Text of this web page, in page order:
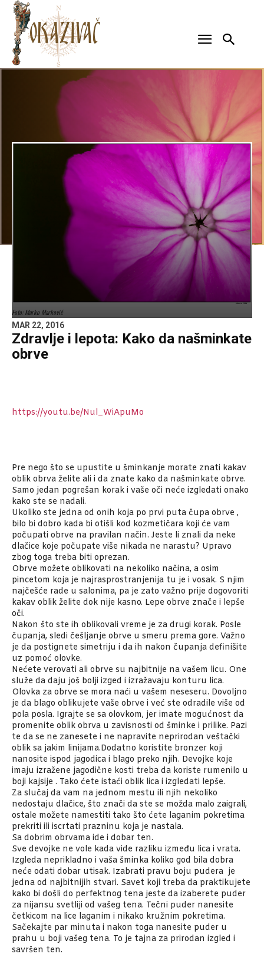
Foto: Marko Marković
MAR 22, 2016
Zdravlje i lepota: Kako da našminkate
obrve
https://youtu.be/Nul_WiApuMo
Pre nego što se upustite u šminkanje morate znati kakav
oblik obrva želite ali i da znate kako da našminkate obrve.
Samo jedan pogrešan korak i vaše oči neće izgledati onako
kako ste se nadali.
Ukoliko ste jedna od onih koja po prvi puta čupa obrve ,
bilo bi dobro kada bi otišli kod kozmetičara koji će vam
počupati obrve na pravilan način. Jeste li znali da neke
dlačice koje počupate više nikada ne narastu? Upravo
zbog toga treba biti oprezan.
Obrve možete oblikovati na nekoliko načina, a osim
pincetom koja je najrasprostranjenija tu je i vosak. S njim
najčešće rade u salonima, pa je zato važno prije dogovoriti
kakav oblik želite dok nije kasno. Lepe obrve znače i lepše
oči.
Nakon što ste ih oblikovali vreme je za drugi korak. Posle
čupanja, sledi češljanje obrve u smeru prema gore. Važno
je da postignete simetriju i da ih nakon čupanja definišite
uz pomoć olovke.
Nećete verovati ali obrve su najbitnije na vašem licu. One
služe da daju još bolji izged i izražavaju konturu lica.
Olovka za obrve se mora naći u vašem neseseru. Dovoljno
je da blago oblikujete vaše obrve i već ste odradile više od
pola posla. Igrajte se sa olovkom, jer imate mogućnost da
promenite oblik obrva u zavisnosti od šminke i prilike. Pazi
te da se ne zanesete i ne napravite neprirodan veštački
oblik sa jakim linijama.Dodatno koristite bronzer koji
nanosite ispod jagodica i blago preko njih. Devojke koje
imaju izražene jagodične kosti treba da koriste rumenilo u
boji kajsije . Tako ćete istaći oblik lica i izgledati lepše.
Za slučaj da vam na jednom mestu ili njih nekoliko
nedostaju dlačice, što znači da ste se možda malo zaigrali,
ostale možete namestiti tako što ćete laganim pokretima
prekriti ili iscrtati prazninu koja je nastala.
Sa dobrim obrvama ide i dobar ten.
Sve devojke ne vole kada vide razliku između lica i vrata.
Izgleda neprikladno i vaša šminka koliko god bila dobra
neće odati dobar utisak. Izabrati pravu boju pudera je
jedna od najbitnijih stvari. Savet koji treba da praktikujete
kako bi došli do perfektnog tena jeste da izaberete puder
za nijansu svetliji od vašeg tena. Tečni puder nanesite
četkicom na lice laganim i nikako kružnim pokretima.
Sačekajte par minuta i nakon toga nanesite puder u
prahu u boji vašeg tena. To je tajna za prirodan izgled i
savršen ten.